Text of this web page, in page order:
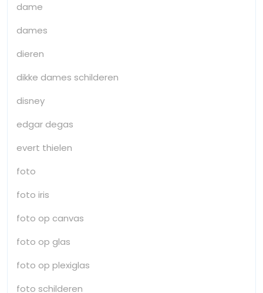
dame
dames
dieren
dikke dames schilderen
disney
edgar degas
evert thielen
foto
foto iris
foto op canvas
foto op glas
foto op plexiglas
foto schilderen